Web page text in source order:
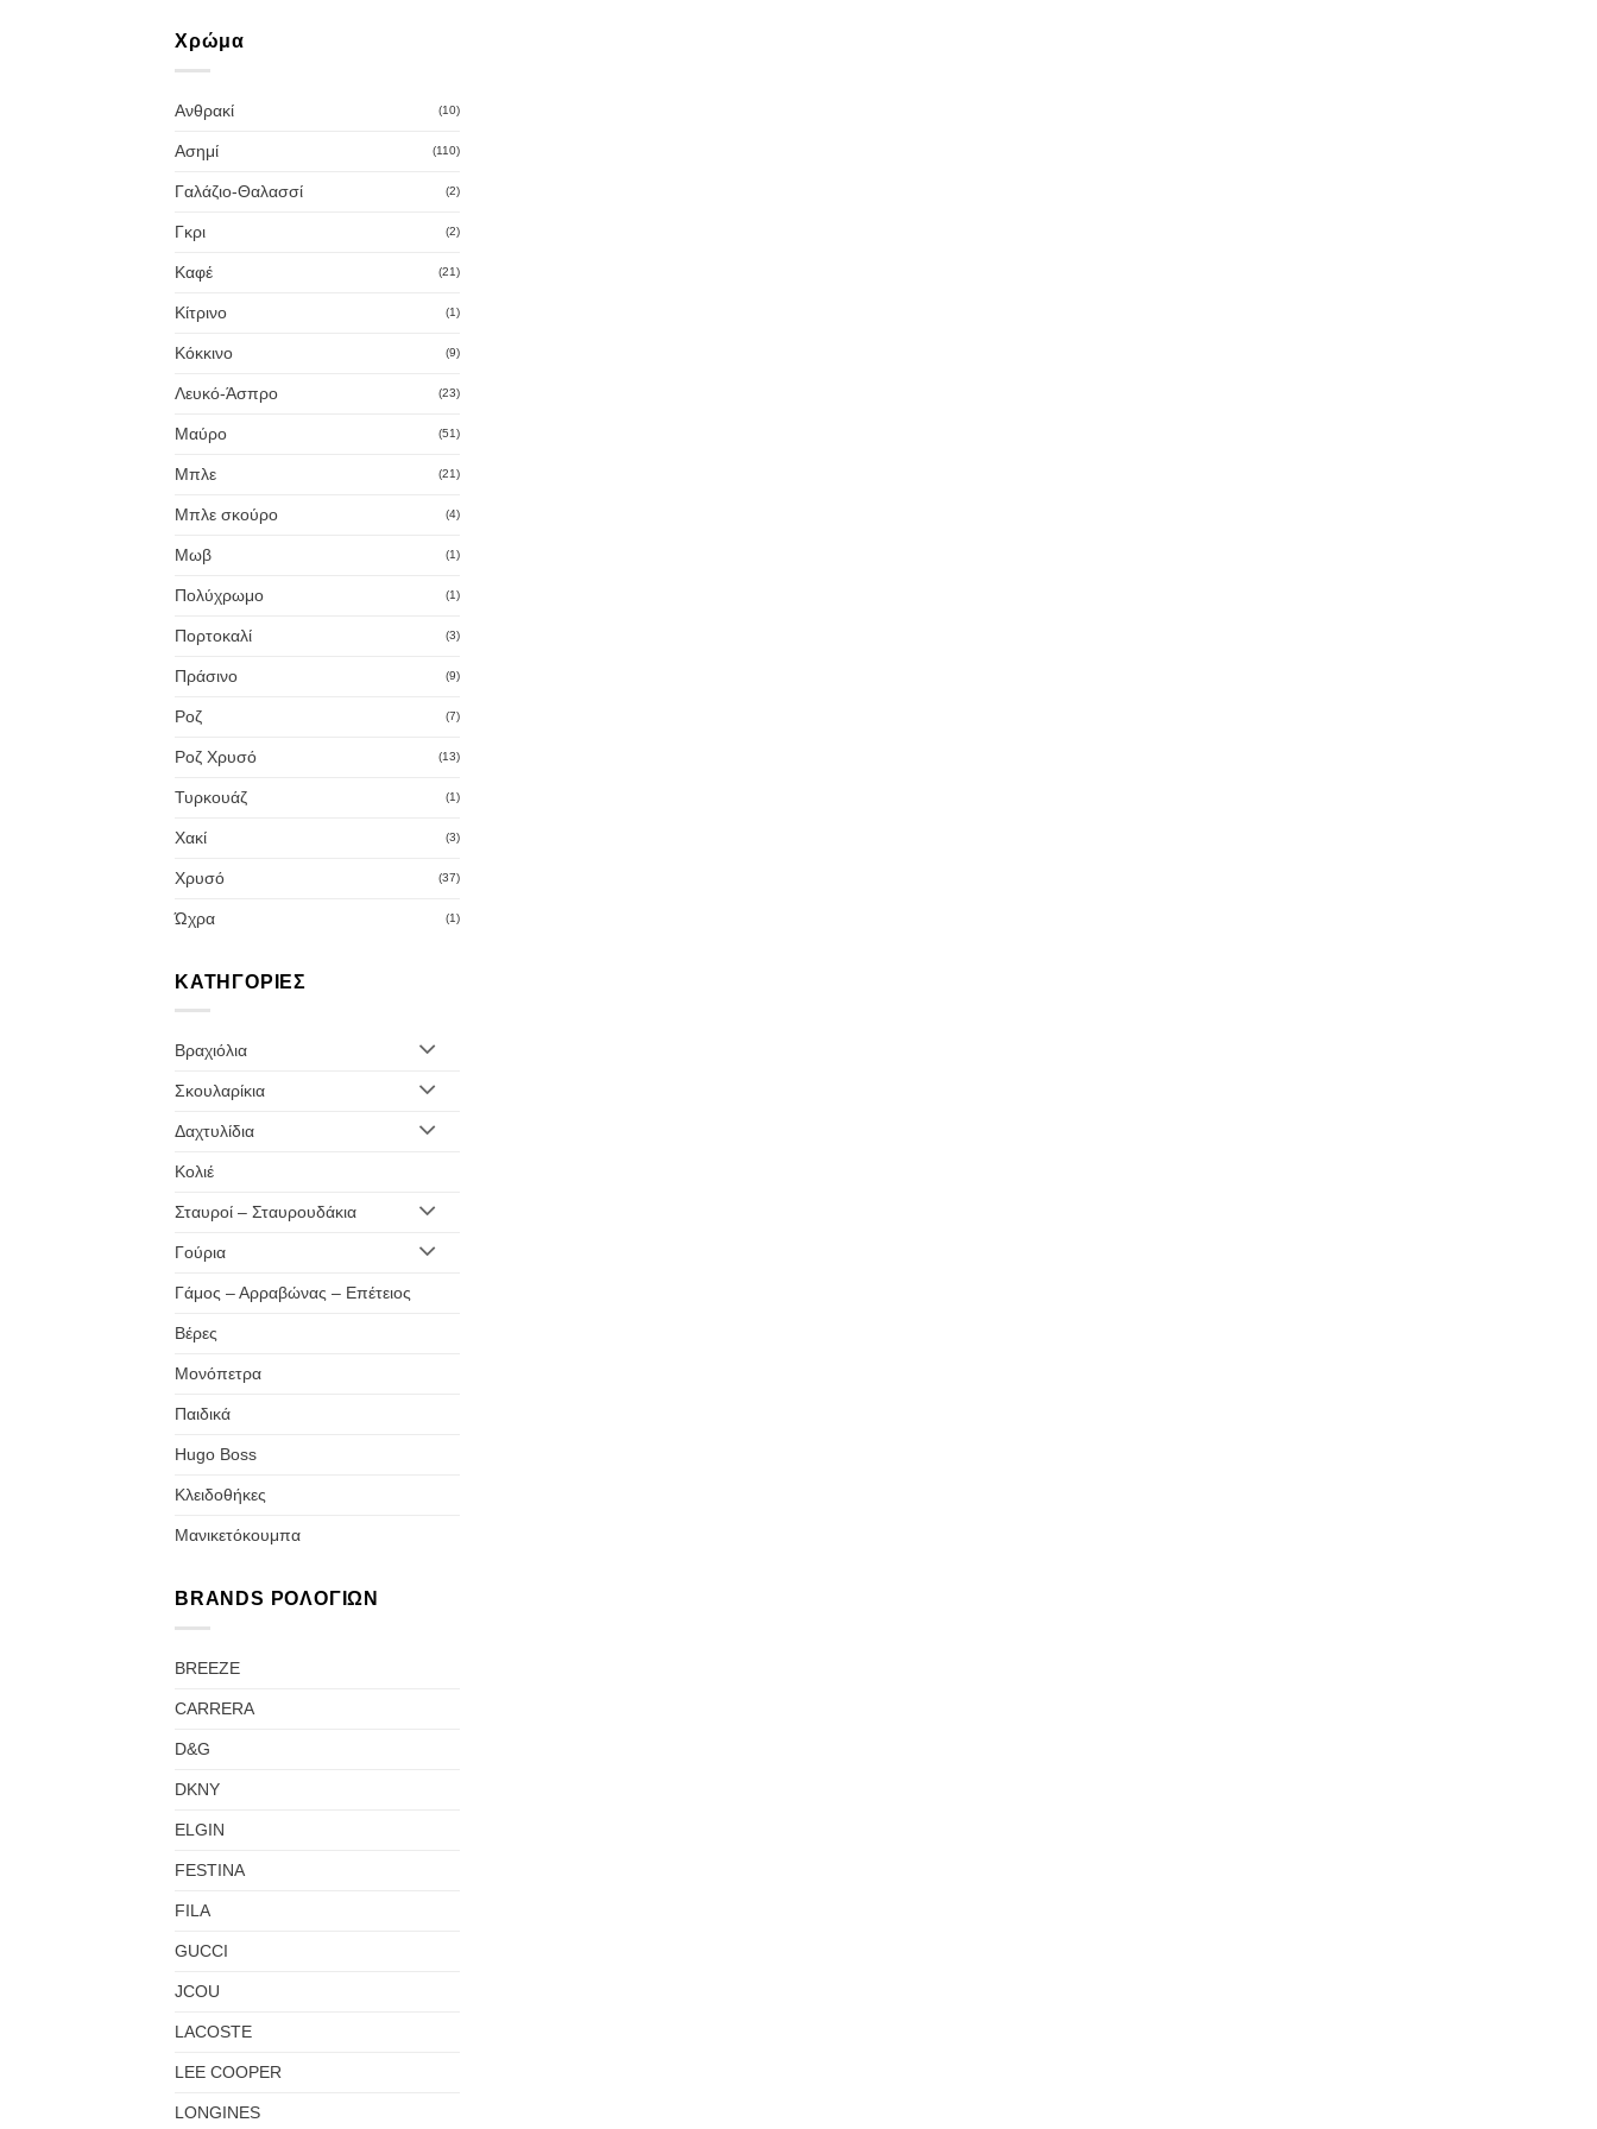
Χρώμα
Ανθρακί (10)
Ασημί (110)
Γαλάζιο-Θαλασσί (2)
Γκρι (2)
Καφέ (21)
Κίτρινο (1)
Κόκκινο (9)
Λευκό-Άσπρο (23)
Μαύρο (51)
Μπλε (21)
Μπλε σκούρο (4)
Μωβ (1)
Πολύχρωμο (1)
Πορτοκαλί (3)
Πράσινο (9)
Ροζ (7)
Ροζ Χρυσό (13)
Τυρκουάζ (1)
Χακί (3)
Χρυσό (37)
Ώχρα (1)
ΚΑΤΗΓΟΡΊΕΣ
Βραχιόλια
Σκουλαρίκια
Δαχτυλίδια
Κολιέ
Σταυροί – Σταυρουδάκια
Γούρια
Γάμος – Αρραβώνας – Επέτειος
Βέρες
Μονόπετρα
Παιδικά
Hugo Boss
Κλειδοθήκες
Μανικετόκουμπα
BRANDS ΡΟΛΟΓΙΩΝ
BREEZE
CARRERA
D&G
DKNY
ELGIN
FESTINA
FILA
GUCCI
JCOU
LACOSTE
LEE COOPER
LONGINES